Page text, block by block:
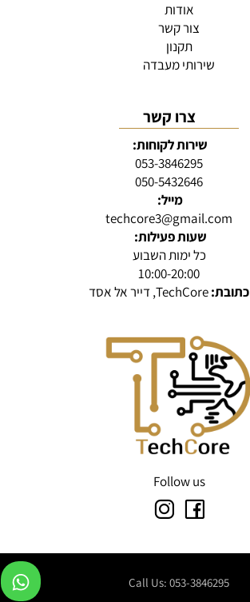
אודות
צור קשר
תקנון
שירותי מעבדה
צרו קשר
שירות לקוחות:
053-3846295
050-5432646
מייל:
techcore3@gmail.com
שעות פעילות:
כל ימות השבוע
10:00-20:00
כתובת:TechCore, דייר אל אסד
Follow us
Call Us: 053-3846295